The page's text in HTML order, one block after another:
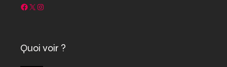
Facebook
X Instagram
Quoi voir ?